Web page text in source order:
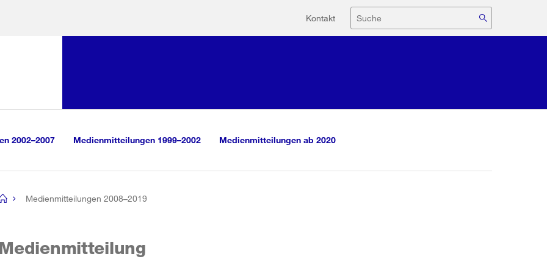
Hilfsnavigation
Kontakt Suche
2002–2007 Medienmitteilungen 1999–2002 Medienmitteilungen ab 2020
Medienmitteilungen 2008–2019